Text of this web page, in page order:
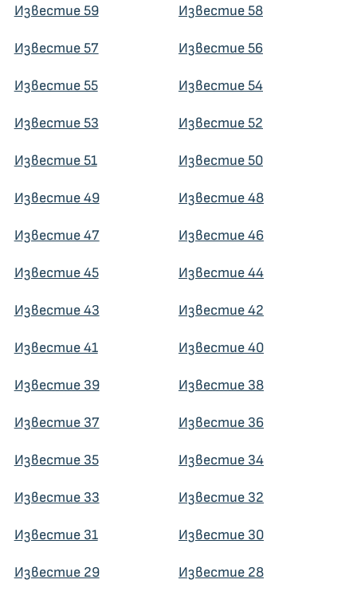
Известие 59 Известие 58
Известие 57 Известие 56
Известие 55 Известие 54
Известие 53 Известие 52
Известие 51 Известие 50
Известие 49 Известие 48
Известие 47 Известие 46
Известие 45 Известие 44
Известие 43 Известие 42
Известие 41 Известие 40
Известие 39 Известие 38
Известие 37 Известие 36
Известие 35 Известие 34
Известие 33 Известие 32
Известие 31 Известие 30
Известие 29 Известие 28